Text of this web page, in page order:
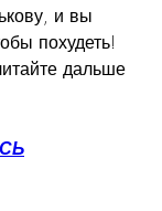
и вы
похудеть!
дальше